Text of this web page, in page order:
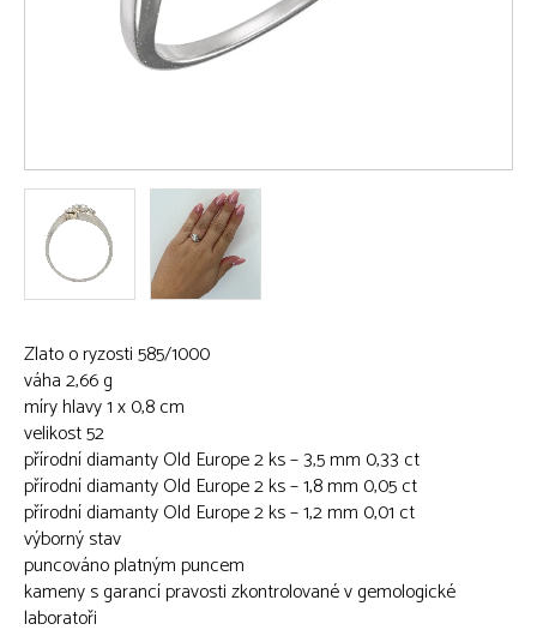
Zlato o ryzosti 585/1000
váha 2,66 g
míry hlavy 1 x 0,8 cm
velikost 52
přírodní diamanty Old Europe 2 ks – 3,5 mm 0,33 ct
přírodní diamanty Old Europe 2 ks – 1,8 mm 0,05 ct
přírodní diamanty Old Europe 2 ks – 1,2 mm 0,01 ct
výborný stav
puncováno platným puncem
kameny s garancí pravosti zkontrolované v gemologické
laboratoři